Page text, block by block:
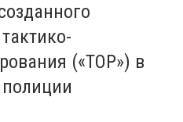
(«ТОР») в
полиции